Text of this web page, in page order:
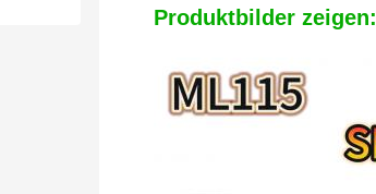
Produktbilder zeigen: